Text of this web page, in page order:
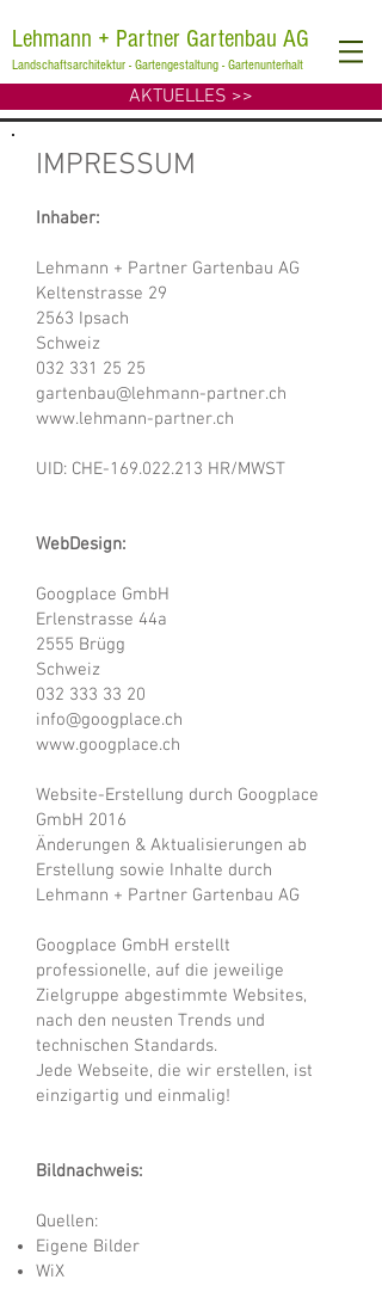
Lehmann + Partner Gartenbau AG
Landschaftsarchitektur - Gartengestaltung - Gartenunterhalt
AKTUELLES >>
IMPRESSUM
Inhaber:
Lehmann + Partner Gartenbau AG
Keltenstrasse 29
2563 Ipsach
Schweiz
032 331 25 25
gartenbau@lehmann-partner.ch
www.lehmann-partner.ch
UID: CHE-169.022.213 HR/MWST
WebDesign:
Googplace GmbH
Erlenstrasse 44a
2555 Brügg
Schweiz
032 333 33 20
info@googplace.ch
www.googplace.ch
Website-Erstellung durch Googplace
GmbH 2016
Änderungen & Aktualisierungen ab
Erstellung sowie Inhalte durch
Lehmann + Partner Gartenbau AG
Googplace GmbH erstellt
professionelle, auf die jeweilige
Zielgruppe abgestimmte Websites,
nach den neusten Trends und
technischen Standards.
Jede Webseite, die wir erstellen, ist
einzigartig und einmalig!
Bildnachweis:
Quellen:
Eigene Bilder
WiX